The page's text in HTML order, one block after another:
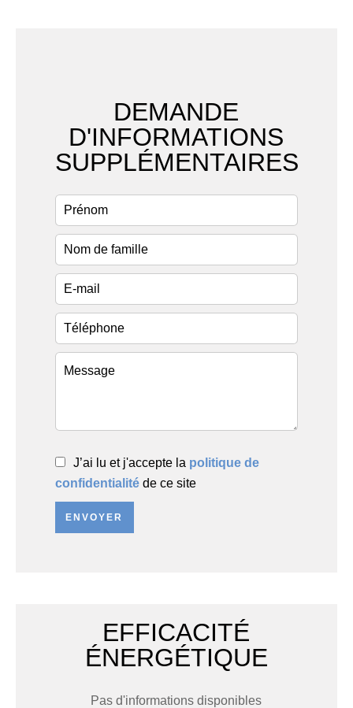
DEMANDE
D'INFORMATIONS
SUPPLÉMENTAIRES
J’ai lu et j'accepte la politique de
confidentialité de ce site
ENVOYER
EFFICACITÉ
ÉNERGÉTIQUE
Pas d'informations disponibles